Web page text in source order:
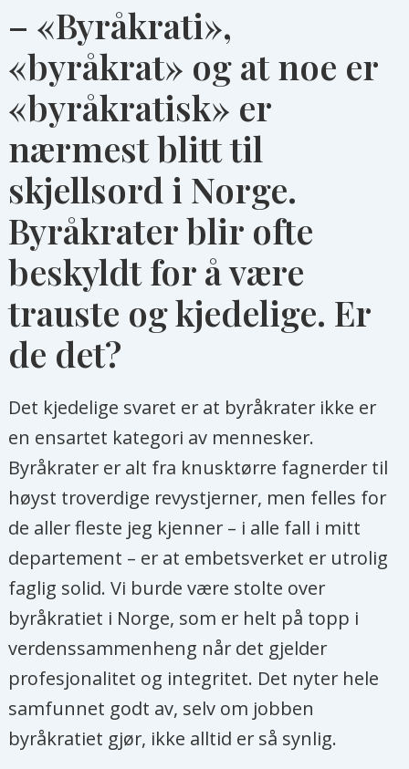
– «Byråkrati»,
«byråkrat» og at noe er
«byråkratisk» er
nærmest blitt til
skjellsord i Norge.
Byråkrater blir ofte
beskyldt for å være
trauste og kjedelige. Er
de det?
Det kjedelige svaret er at byråkrater ikke er
en ensartet kategori av mennesker.
Byråkrater er alt fra knusktørre fagnerder til
høyst troverdige revystjerner, men felles for
de aller fleste jeg kjenner – i alle fall i mitt
departement – er at embetsverket er utrolig
faglig solid. Vi burde være stolte over
byråkratiet i Norge, som er helt på topp i
verdenssammenheng når det gjelder
profesjonalitet og integritet. Det nyter hele
samfunnet godt av, selv om jobben
byråkratiet gjør, ikke alltid er så synlig.